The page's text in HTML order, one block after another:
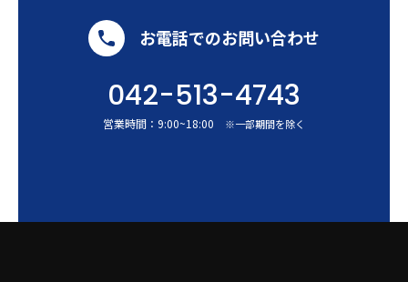
お電話でのお問い合わせ
042-513-4743
営業時間： 9:00~18:00 ※一部期間を除く